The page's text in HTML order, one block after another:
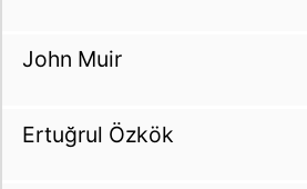
John Muir
Ertuğrul Özkök